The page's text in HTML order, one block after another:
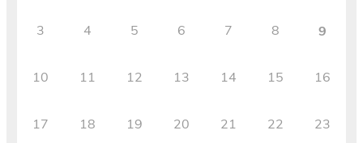
3 4 5 6 7 8 9
10 11 12 13 14 15 16
17 18 19 20 21 22 23